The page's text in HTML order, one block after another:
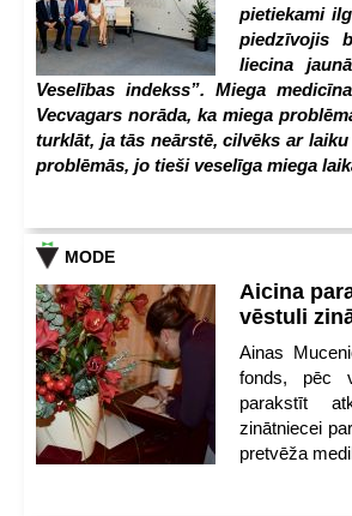
pietiekami
piedzīvojis
liecina
Veselības indekss”. Miega
Vecvagars norāda, ka miega
turklāt, ja tās neārstē, cilvēks ar
problēmās, jo tieši veselīga miega
MODE
Aicina
vēstuli
Ainas
fonds, pēc
parakstīt
zinātniecei
pretvēža